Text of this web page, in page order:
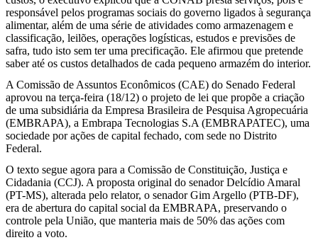
responsável pelos programas sociais do governo ligados à segurança
alimentar, além de uma série de atividades como armazenagem e
classificação, leilões, operações logísticas, estudos e previsões de
safra, tudo isto sem ter uma precificação. Ele afirmou que pretende
saber até os custos detalhados de cada pequeno armazém do interior.
A Comissão de Assuntos Econômicos (CAE) do Senado Federal
aprovou na terça-feira (18/12) o projeto de lei que propõe a criação
de uma subsidiária da Empresa Brasileira de Pesquisa Agropecuária
(EMBRAPA), a Embrapa Tecnologias S.A (EMBRAPATEC), uma
sociedade por ações de capital fechado, com sede no Distrito
Federal.
O texto segue agora para a Comissão de Constituição, Justiça e
Cidadania (CCJ). A proposta original do senador Delcídio Amaral
(PT-MS), alterada pelo relator, o senador Gim Argello (PTB-DF),
era de abertura do capital social da EMBRAPA, preservando o
controle pela União, que manteria mais de 50% das ações com
direito a voto.